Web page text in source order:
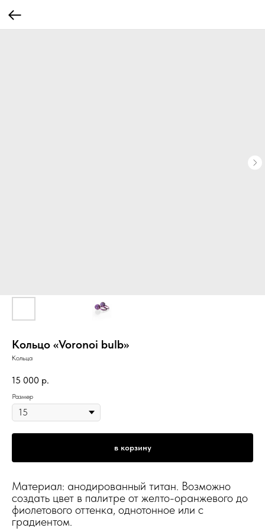
Кольцо «Voronoi bulb»
Кольца
15 000 р.
Размер
в корзину
Материал: анодированный титан. Возможно
создать цвет в палитре от желто-оранжевого до
фиолетового оттенка, однотонное или с
градиентом.